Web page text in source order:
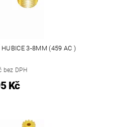
3-8MM (459 AC )
bez DPH
Kč